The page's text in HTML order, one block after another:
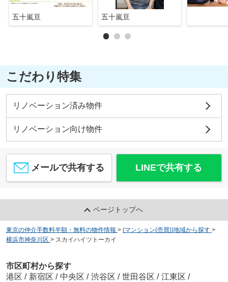
五十嵐亘 五十嵐亘
こだわり特集
リノベーション済み物件
リノベーション向け物件
メールで共有する LINEで共有する
ページトップへ
東京の仲介手数料半額・無料の物件情報 > (マンション(売買))地域から探す >
横浜市神奈川区 > スカイハイツトーカイ
市区町村から探す
港区 / 新宿区 / 中央区 / 渋谷区 / 世田谷区 / 江東区 /